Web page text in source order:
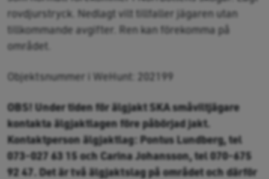
rovdjurstryck. Nedlagt vilt tillfaller jägaren utan
tillkommande avgifter. Ren kan förekomma på
området.
Objektsnummer i WeHunt: 202199
OBS! Under tiden för älgjakt SKA småviltjägare
kontakta älgjaktlagen före påbörjad jakt.
Kontaktperson älgjaktlag: Pontus Lundberg, tel
073-027 63 15 och Carina Johansson, tel 070-675
92 47. Det är två älgjaktslag på området och därför